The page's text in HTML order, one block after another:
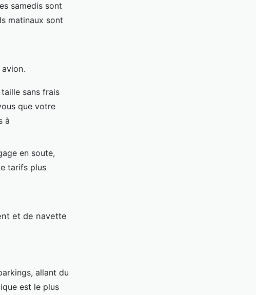
samedis sont
matinaux sont
sans frais
que votre
à
en soute,
tarifs plus
et de navette
allant du
est le plus